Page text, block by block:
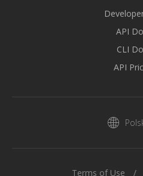
API
CLI
API
Terms of Use